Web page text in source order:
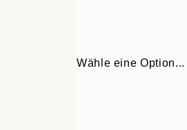
Wähle eine Option...